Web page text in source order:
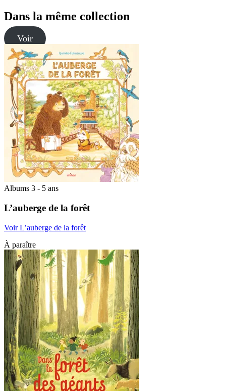
Dans la même collection
Voir
Albums 3 - 5 ans
L’auberge de la forêt
Voir L’auberge de la forêt
À paraître